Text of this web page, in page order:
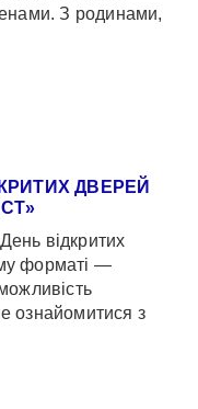
З родинами,
ДВЕРЕЙ
відкритих
форматі —
ознайомитися з